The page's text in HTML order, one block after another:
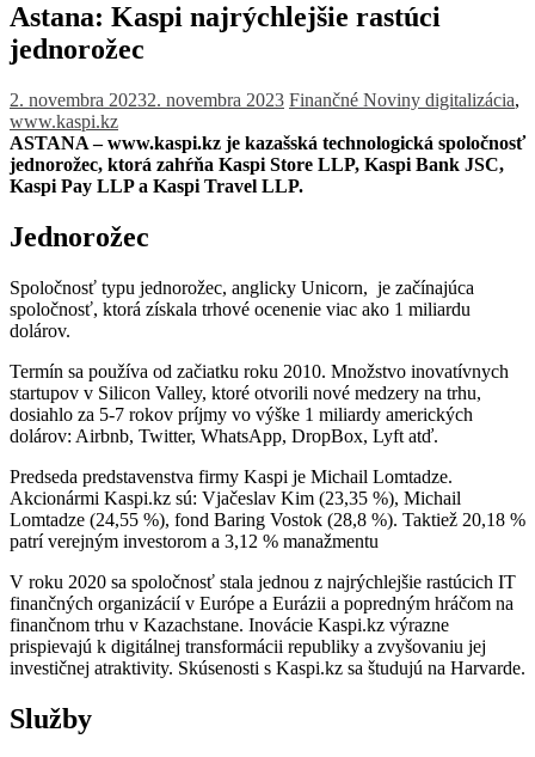
Astana: Kaspi najrýchlejšie rastúci
jednorožec
2. novembra 20232. novembra 2023 Finančné Noviny digitalizácia,
www.kaspi.kz
ASTANA – www.kaspi.kz je kazašská technologická spoločnosť
jednorožec, ktorá zahŕňa Kaspi Store LLP, Kaspi Bank JSC,
Kaspi Pay LLP a Kaspi Travel LLP.
Jednorožec
Spoločnosť typu jednorožec, anglicky Unicorn, je začínajúca
spoločnosť, ktorá získala trhové ocenenie viac ako 1 miliardu
dolárov.
Termín sa používa od začiatku roku 2010. Množstvo inovatívnych
startupov v Silicon Valley, ktoré otvorili nové medzery na trhu,
dosiahlo za 5-7 rokov príjmy vo výške 1 miliardy amerických
dolárov: Airbnb, Twitter, WhatsApp, DropBox, Lyft atď.
Predseda predstavenstva firmy Kaspi je Michail Lomtadze.
Akcionármi Kaspi.kz sú: Vjačeslav Kim (23,35 %), Michail
Lomtadze (24,55 %), fond Baring Vostok (28,8 %). Taktiež 20,18 %
patrí verejným investorom a 3,12 % manažmentu
V roku 2020 sa spoločnosť stala jednou z najrýchlejšie rastúcich IT
finančných organizácií v Európe a Eurázii a popredným hráčom na
finančnom trhu v Kazachstane. Inovácie Kaspi.kz výrazne
prispievajú k digitálnej transformácii republiky a zvyšovaniu jej
investičnej atraktivity. Skúsenosti s Kaspi.kz sa študujú na Harvarde.
Služby